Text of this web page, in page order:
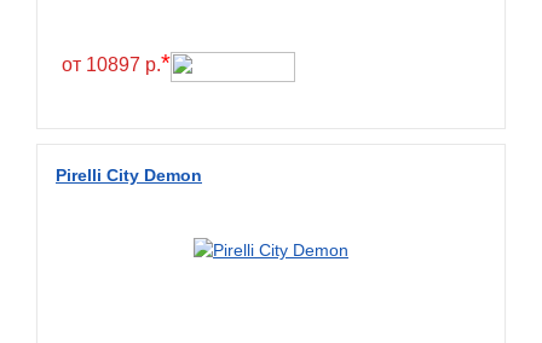
от 10897 р.*
Pirelli City Demon